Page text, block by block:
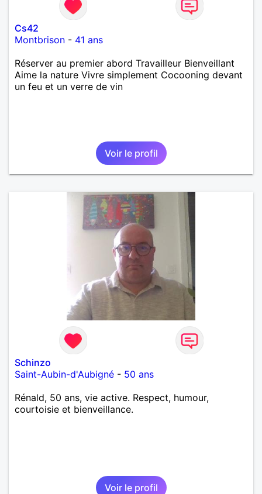
Cs42
Montbrison - 41 ans
Réserver au premier abord Travailleur Bienveillant
Aime la nature Vivre simplement Cocooning devant
un feu et un verre de vin
Voir le profil
Schinzo
Saint-Aubin-d'Aubigné - 50 ans
Rénald, 50 ans, vie active. Respect, humour,
courtoisie et bienveillance.
Voir le profil